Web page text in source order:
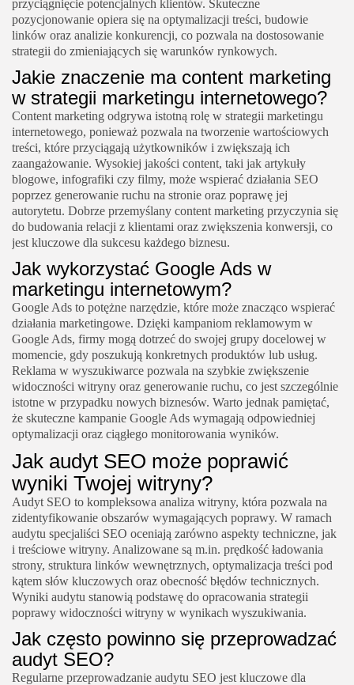
przyciągnięcie potencjalnych klientów. Skuteczne
pozycjonowanie opiera się na optymalizacji treści, budowie
linków oraz analizie konkurencji, co pozwala na dostosowanie
strategii do zmieniających się warunków rynkowych.
Jakie znaczenie ma content marketing
w strategii marketingu internetowego?
Content marketing odgrywa istotną rolę w strategii marketingu
internetowego, ponieważ pozwala na tworzenie wartościowych
treści, które przyciągają użytkowników i zwiększają ich
zaangażowanie. Wysokiej jakości content, taki jak artykuły
blogowe, infografiki czy filmy, może wspierać działania SEO
poprzez generowanie ruchu na stronie oraz poprawę jej
autorytetu. Dobrze przemyślany content marketing przyczynia się
do budowania relacji z klientami oraz zwiększenia konwersji, co
jest kluczowe dla sukcesu każdego biznesu.
Jak wykorzystać Google Ads w
marketingu internetowym?
Google Ads to potężne narzędzie, które może znacząco wspierać
działania marketingowe. Dzięki kampaniom reklamowym w
Google Ads, firmy mogą dotrzeć do swojej grupy docelowej w
momencie, gdy poszukują konkretnych produktów lub usług.
Reklama w wyszukiwarce pozwala na szybkie zwiększenie
widoczności witryny oraz generowanie ruchu, co jest szczególnie
istotne w przypadku nowych biznesów. Warto jednak pamiętać,
że skuteczne kampanie Google Ads wymagają odpowiedniej
optymalizacji oraz ciągłego monitorowania wyników.
Jak audyt SEO może poprawić
wyniki Twojej witryny?
Audyt SEO to kompleksowa analiza witryny, która pozwala na
zidentyfikowanie obszarów wymagających poprawy. W ramach
audytu specjaliści SEO oceniają zarówno aspekty techniczne, jak
i treściowe witryny. Analizowane są m.in. prędkość ładowania
strony, struktura linków wewnętrznych, optymalizacja treści pod
kątem słów kluczowych oraz obecność błędów technicznych.
Wyniki audytu stanowią podstawę do opracowania strategii
poprawy widoczności witryny w wynikach wyszukiwania.
Jak często powinno się przeprowadzać
audyt SEO?
Regularne przeprowadzanie audytu SEO jest kluczowe dla